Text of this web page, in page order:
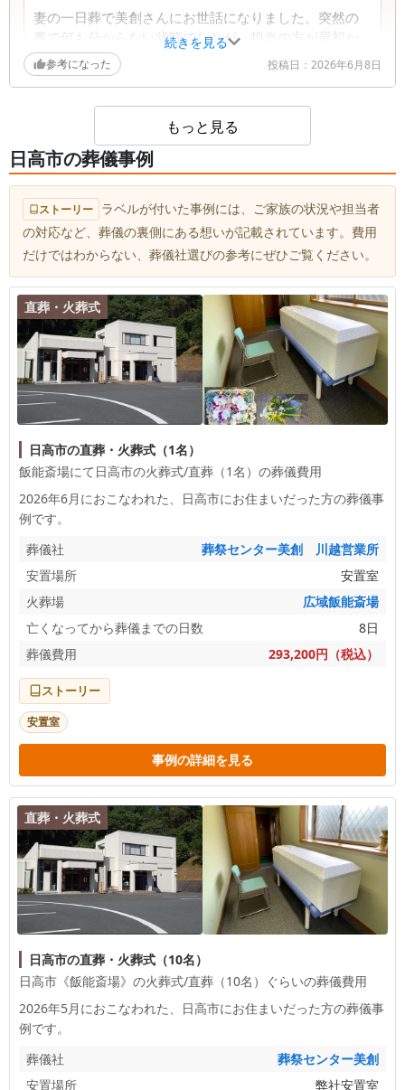
続きを見る
妻の一日葬で美創さんにお世話になりました。突然の
事で何も分からない状態でしたが、担当の方が最初か
ら最後まで親身に対応してくださり、安心してお任せ
することができました。妻もきっと喜んでいると思い
葬儀社からの返信コメント
この度は奥様のご葬儀を葬祭センター美創にお任せ
いただき、誠にありがとうございました。 また、
心温まるお言葉をお寄せいただき、心より感謝申し
上げます。 突然のお別れでお辛い中、不安なこと
も多かったかと存じますが、担当スタッフの対応に
安心していただけたとのこと、大変嬉しく思ってお
ります。 ご家族様のお気持ちに寄り添いながら、
奥様との大切なお別れの時間をお手伝いできました
ことを光栄に感じております。 「妻もきっと喜ん
でいると思います」とのお言葉は、私どもにとって
何よりの励みでございます。 これからもご家族様
のお気持ちに寄り添い、心を込めたお手伝いに努め
てまいります。 この度は誠にありがとうございま
した。
参考になった 投稿日： 2026年6月8日
もっと見る
日高市の葬儀事例
ストーリー ラベルが付いた事例には、ご家族の状況や担当者
の対応など、葬儀の裏側にある想いが記載されています。費用
だけではわからない、葬儀社選びの参考にぜひご覧ください。
直葬・火葬式
日高市の直葬・火葬式（1名）
飯能斎場にて日高市の火葬式/直葬（1名）の葬儀費用
2026年6月におこなわれた、
日高市にお住まいだった方の葬儀事
例です。
葬儀社
葬祭センター美創 川越営業所
安置場所
安置室
火葬場
広域飯能斎場
亡くなってから葬儀までの日数
8日
葬儀費用
293,200円（税込）
ストーリー
安置室
事例の詳細を見る
直葬・火葬式
日高市の直葬・火葬式（10名）
日高市《飯能斎場》の火葬式/直葬（10名）ぐらいの葬儀費用
2026年5月におこなわれた、
日高市にお住まいだった方の葬儀事
例です。
葬儀社
葬祭センター美創
安置場所
弊社安置室